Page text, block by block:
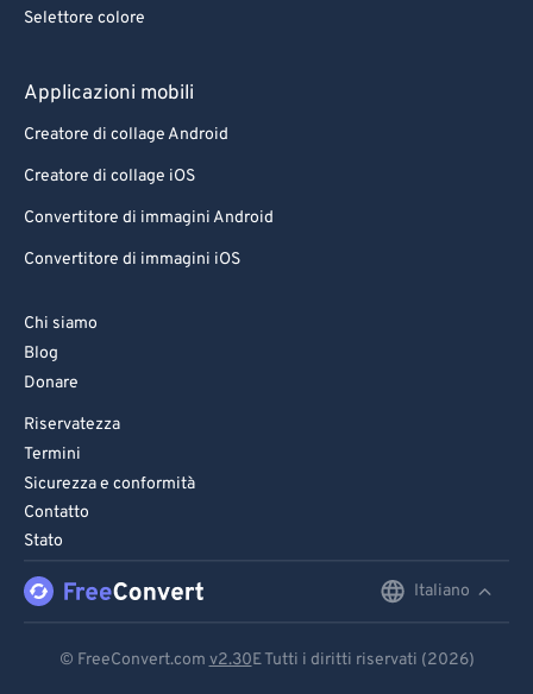
Selettore colore
Applicazioni mobili
Creatore di collage Android
Creatore di collage iOS
Convertitore di immagini Android
Convertitore di immagini iOS
Chi siamo
Blog
Donare
Riservatezza
Termini
Sicurezza e conformità
Contatto
Stato
Italiano
© FreeConvert.com v2.30E Tutti i diritti riservati (2026)